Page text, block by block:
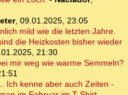
, 09.01.2025, 23:05
mild wie die letzten Jahre.
die Heizkosten bisher wieder
21:30
mir weg wie warme Semmeln?
Ich kenne aber auch Zeiten -